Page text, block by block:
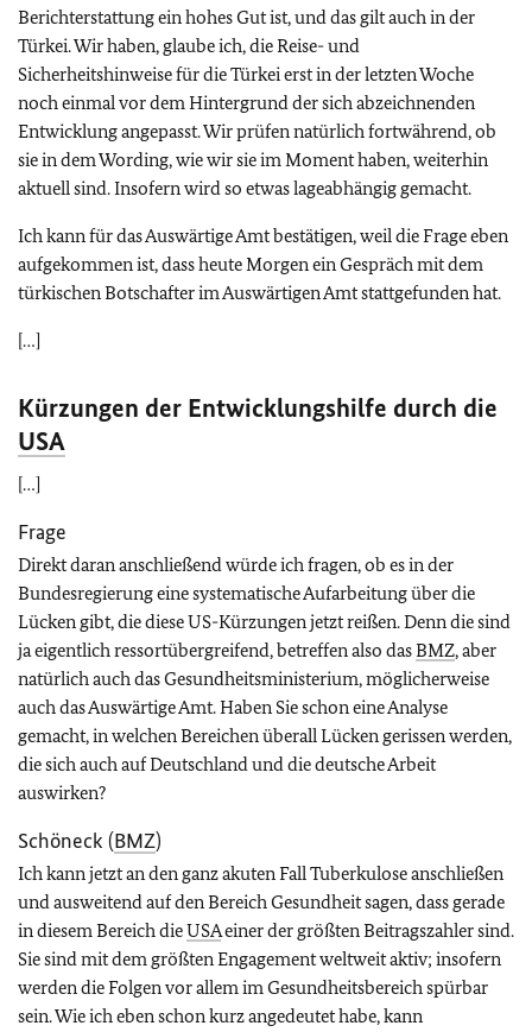
Berichterstattung ein hohes Gut ist, und das gilt auch in der
Türkei. Wir haben, glaube ich, die Reise- und
Sicherheitshinweise für die Türkei erst in der letzten Woche
noch einmal vor dem Hintergrund der sich abzeichnenden
Entwicklung angepasst. Wir prüfen natürlich fortwährend, ob
sie in dem Wording, wie wir sie im Moment haben, weiterhin
aktuell sind. Insofern wird so etwas lageabhängig gemacht.
Ich kann für das Auswärtige Amt bestätigen, weil die Frage eben
aufgekommen ist, dass heute Morgen ein Gespräch mit dem
türkischen Botschafter im Auswärtigen Amt stattgefunden hat.
[…]
Kürzungen der Entwicklungshilfe durch die
USA
[…]
Frage
Direkt daran anschließend würde ich fragen, ob es in der
Bundesregierung eine systematische Aufarbeitung über die
Lücken gibt, die diese US-Kürzungen jetzt reißen. Denn die sind
ja eigentlich ressortübergreifend, betreffen also dasBMZ, aber
natürlich auch das Gesundheitsministerium, möglicherweise
auch das Auswärtige Amt. Haben Sie schon eine Analyse
gemacht, in welchen Bereichen überall Lücken gerissen werden,
die sich auch auf Deutschland und die deutsche Arbeit
auswirken?
Schöneck (BMZ)
Ich kann jetzt an den ganz akuten Fall Tuberkulose anschließen
und ausweitend auf den Bereich Gesundheit sagen, dass gerade
in diesem Bereich dieUSAeiner der größten Beitragszahler sind.
Sie sind mit dem größten Engagement weltweit aktiv; insofern
werden die Folgen vor allem im Gesundheitsbereich spürbar
sein. Wie ich eben schon kurz angedeutet habe, kann